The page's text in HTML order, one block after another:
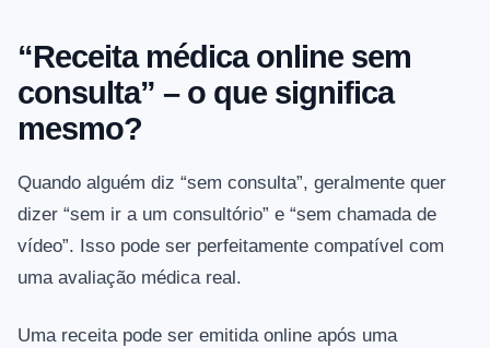
“Receita médica online sem
consulta” – o que significa
mesmo?
Quando alguém diz “sem consulta”, geralmente quer
dizer “sem ir a um consultório” e “sem chamada de
vídeo”. Isso pode ser perfeitamente compatível com
uma avaliação médica real.
Uma receita pode ser emitida online após uma